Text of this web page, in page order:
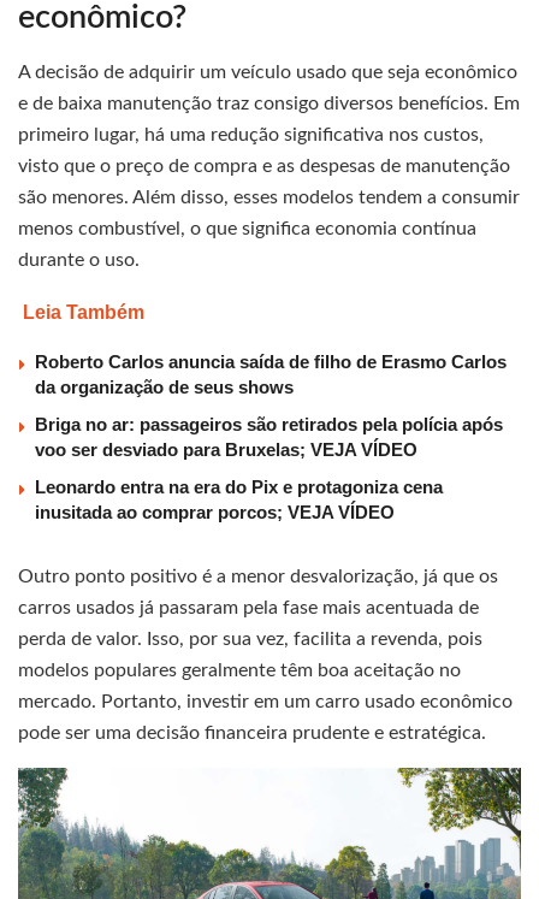
econômico?
A decisão de adquirir um veículo usado que seja econômico
e de baixa manutenção traz consigo diversos benefícios. Em
primeiro lugar, há uma redução significativa nos custos,
visto que o preço de compra e as despesas de manutenção
são menores. Além disso, esses modelos tendem a consumir
menos combustível, o que significa economia contínua
durante o uso.
Leia Também
Roberto Carlos anuncia saída de filho de Erasmo Carlos
da organização de seus shows
Briga no ar: passageiros são retirados pela polícia após
voo ser desviado para Bruxelas; VEJA VÍDEO
Leonardo entra na era do Pix e protagoniza cena
inusitada ao comprar porcos; VEJA VÍDEO
Outro ponto positivo é a menor desvalorização, já que os
carros usados já passaram pela fase mais acentuada de
perda de valor. Isso, por sua vez, facilita a revenda, pois
modelos populares geralmente têm boa aceitação no
mercado. Portanto, investir em um carro usado econômico
pode ser uma decisão financeira prudente e estratégica.